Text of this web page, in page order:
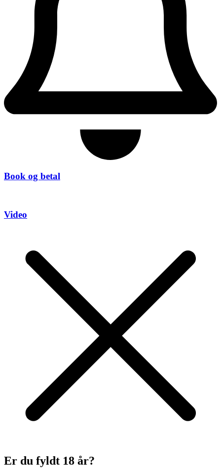
Book og betal
Video
Er du fyldt 18 år?